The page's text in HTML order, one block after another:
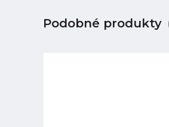
Podobné produkty